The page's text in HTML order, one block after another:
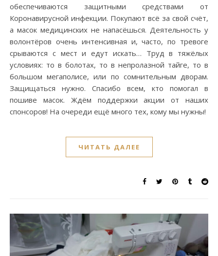
обеспечиваются защитными средствами от
Коронавирусной инфекции. Покупают всё за свой счёт,
а масок медицинских не напасёшься. Деятельность у
волонтёров очень интенсивная и, часто, по тревоге
срываются с мест и едут искать… Труд в тяжёлых
условиях: то в болотах, то в непролазной тайге, то в
большом мегаполисе, или по сомнительным дворам.
Защищаться нужно. Спасибо всем, кто помогал в
пошиве масок. Ждём поддержки акции от наших
спонсоров! На очереди ещё много тех, кому мы нужны!
ЧИТАТЬ ДАЛЕЕ